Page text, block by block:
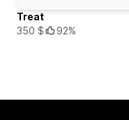
Treat
350 $
92%